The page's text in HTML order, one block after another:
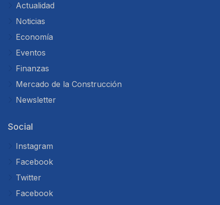
Actualidad
Noticias
Economía
Eventos
Finanzas
Mercado de la Construcción
Newsletter
Social
Instagram
Facebook
Twitter
Facebook